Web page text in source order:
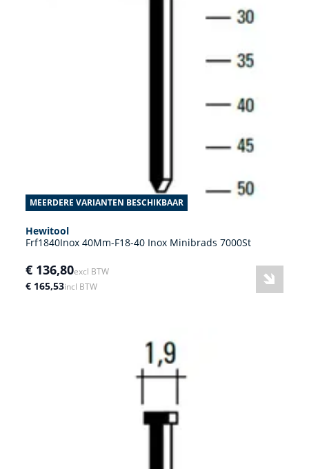
MEERDERE VARIANTEN BESCHIKBAAR
Hewitool
Frf1840Inox 40Mm-F18-40 Inox Minibrads 7000St
€ 136,80excl BTW
€ 165,53incl BTW